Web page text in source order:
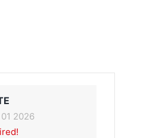
2026